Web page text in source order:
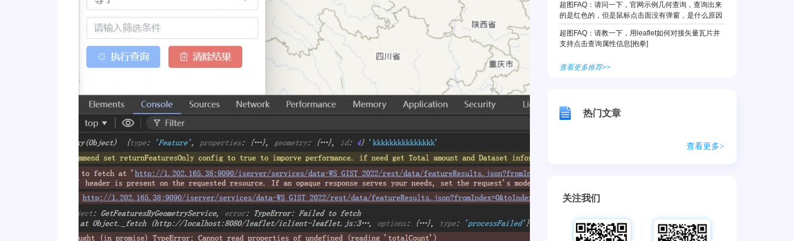
超图FAQ：请问一下，官网示例几何查询，查询出来
的是红色的，但是鼠标点击面没有弹窗，是什么原因
超图FAQ：请教一下，用leaflet如何对接矢量瓦片并
支持点击查询属性信息[抱拳]
查看更多推荐>>
热门文章
查看更多>
关注我们